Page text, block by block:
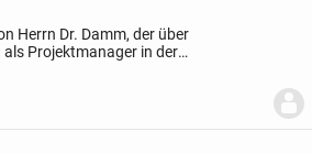
Herrn Dr. Damm, der über
Projektmanager in der
von Fachkräften...